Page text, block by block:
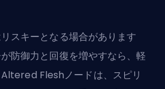
スキーとなる場合があります
防御力と回復を増やすなら、軽
Fleshノードは、スピリ